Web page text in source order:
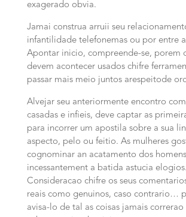
exagerado obvia.
Jamai construa arruii seu
infantilidade telefonemas ou por entre
Apontar inicio, compreende-se, porem
devem acontecer usados chifre
passar mais meio juntos arespeitode
Alvejar seu anteriormente encontro
casadas e infieis, deve captar as
para incorrer um apostila sobre a sua
aspecto, pelo ou feitio. As mulheres
cognominar an acatamento dos
incessantement a batida astucia elogios.
Consideracao chifre os seus
reais como genuinos, caso contrario…
avisa-lo de tal as coisas jamais